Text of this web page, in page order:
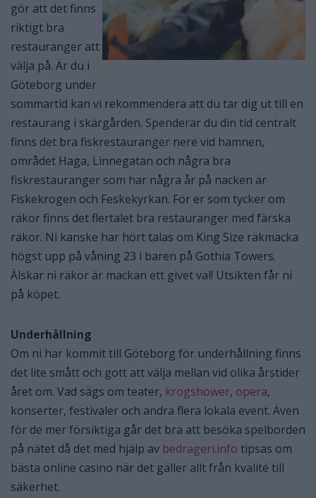
gör att det finns
riktigt bra
restauranger att
välja på. Är du i
Göteborg under
sommartid kan vi rekommendera att du tar dig ut till en
restaurang i skärgården. Spenderar du din tid centralt
finns det bra fiskrestauranger nere vid hamnen,
området Haga, Linnegatan och några bra
fiskrestauranger som har några år på nacken är
Fiskekrogen och Feskekyrkan. För er som tycker om
räkor finns det flertalet bra restauranger med färska
räkor. Ni kanske har hört talas om King Size räkmacka
högst upp på våning 23 i baren på Gothia Towers.
Älskar ni räkor är mackan ett givet val! Utsikten får ni
på köpet.
Underhållning
Om ni har kommit till Göteborg för underhållning finns
det lite smått och gott att välja mellan vid olika årstider
året om. Vad sägs om teater, krogshower, opera,
konserter, festivaler och andra flera lokala event. Även
för de mer försiktiga går det bra att besöka spelborden
på nätet då det med hjälp av bedrageri.info tipsas om
bästa online casino när det gäller allt från kvalité till
säkerhet.